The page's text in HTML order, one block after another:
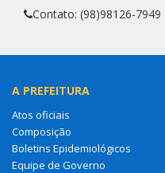
Contato: (98)98126-7949
A PREFEITURA
Atos oficiais
Composição
Boletins Epidemiológicos
Equipe de Governo